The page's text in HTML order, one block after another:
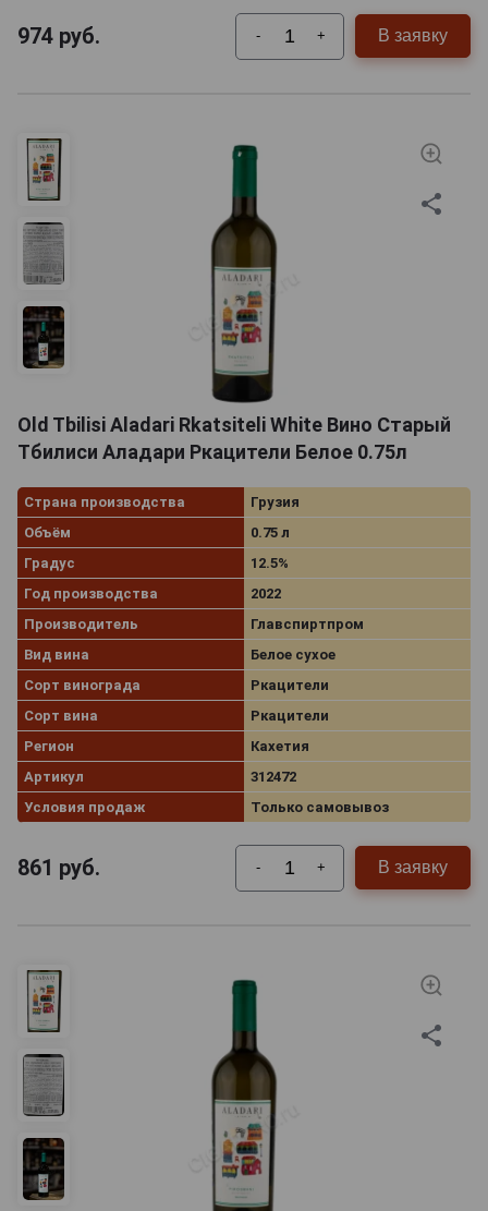
974 руб. - + В заявку
Old Tbilisi Aladari Rkatsiteli White Вино Старый
Тбилиси Аладари Ркацители Белое 0.75л
Страна производства
Грузия
Объём
0.75 л
Градус
12.5%
Год производства
2022
Производитель
Главспиртпром
Вид вина
Белое сухое
Сорт винограда
Ркацители
Сорт вина
Ркацители
Регион
Кахетия
Артикул
312472
Условия продаж
Только самовывоз
861 руб. - + В заявку